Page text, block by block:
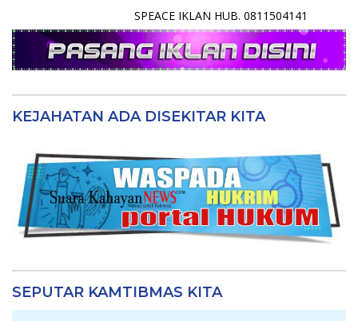
SPEACE IKLAN HUB. 0811504141
KEJAHATAN ADA DISEKITAR KITA
SEPUTAR KAMTIBMAS KITA